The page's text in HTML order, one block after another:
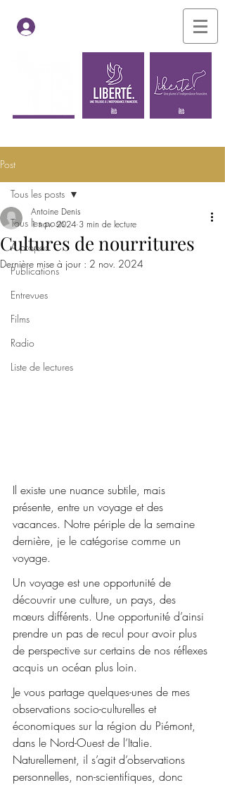
Post
Tous les posts
À propos
Publications
Entrevues
Films
Radio
Liste de lectures
Tous les posts
Cultures de nourritures
Antoine Denis
1 nov. 2024 3 min de lecture
Dernière mise à jour : 2 nov. 2024
Il existe une nuance subtile, mais
présente, entre un voyage et des
vacances. Notre périple de la semaine
dernière, je le catégorise comme un
voyage.
Un voyage est une opportunité de
découvrir une culture, un pays, des
mœurs différents. Une opportunité d’ainsi
prendre un pas de recul pour avoir plus
de perspective sur certains de nos réflexes
acquis un océan plus loin.
Je vous partage quelques-unes de mes
observations socio-culturelles et
économiques sur la région du Piémont,
dans le Nord-Ouest de l’Italie.
Naturellement, il s’agit d’observations
personnelles, non-scientifiques, donc